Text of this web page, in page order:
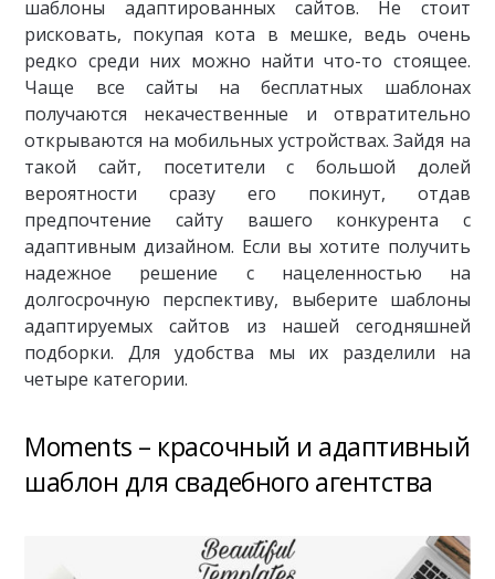
шаблоны адаптированных сайтов. Не стоит
рисковать, покупая кота в мешке, ведь очень
редко среди них можно найти что-то стоящее.
Чаще все сайты на бесплатных шаблонах
получаются некачественные и отвратительно
открываются на мобильных устройствах. Зайдя на
такой сайт, посетители с большой долей
вероятности сразу его покинут, отдав
предпочтение сайту вашего конкурента с
адаптивным дизайном. Если вы хотите получить
надежное решение с нацеленностью на
долгосрочную перспективу, выберите шаблоны
адаптируемых сайтов из нашей сегодняшней
подборки. Для удобства мы их разделили на
четыре категории.
Moments – красочный и адаптивный
шаблон для свадебного агентства